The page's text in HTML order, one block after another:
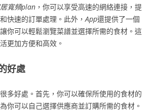
寬頻plan ，你可以享受高速的網絡連接，提
快速的訂單處理。此外，App還提供了一個
你可以輕鬆瀏覽菜譜並選擇所需的食材。這
更加方便和高效。
好處
多好處。首先，你可以確保所使用的食材的
你可以自己選擇供應商並訂購所需的食材。